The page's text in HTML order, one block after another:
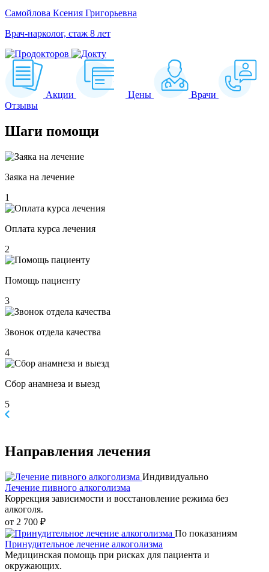
Самойлова Ксения Григорьевна
Врач-нарколог, стаж 8 лет
Акции Цены
Врачи
Отзывы
Шаги помощи
Заяка на лечение
1
Оплата курса лечения
2
Помощь пациенту
3
Звонок отдела качества
4
Сбор анамнеза и выезд
5
Направления лечения
Индивидуально
Лечение пивного алкоголизма
Коррекция зависимости и восстановление режима без
алкоголя.
от 2 700 ₽
По показаниям
Принудительное лечение алкоголизма
Медицинская помощь при рисках для пациента и
окружающих.